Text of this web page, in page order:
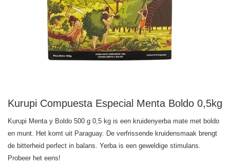
Kurupi Compuesta Especial Menta Boldo 0,5kg
Kurupi Menta y Boldo 500 g 0,5 kg is een kruidenyerba mate met boldo
en munt. Het komt uit Paraguay. De verfrissende kruidensmaak brengt
de bitterheid perfect in balans. Yerba is een geweldige stimulans.
Probeer het eens!